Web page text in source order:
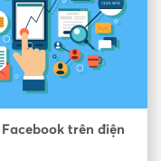
trên điện